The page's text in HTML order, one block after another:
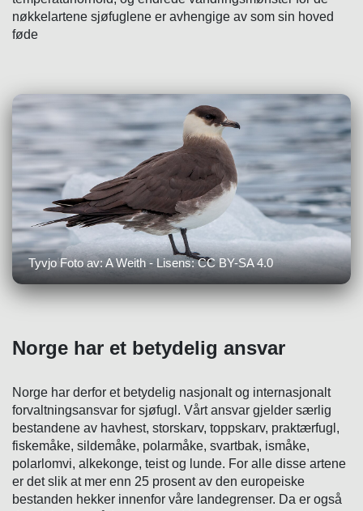
nøkkelartene sjøfuglene er avhengige av som sin hoved
føde
Tyvjo Foto av: A Weith - Lisens: CC BY-SA 4.0
Norge har et betydelig ansvar
Norge har derfor et betydelig nasjonalt og internasjonalt
forvaltningsansvar for sjøfugl. Vårt ansvar gjelder særlig
bestandene av havhest, storskarv, toppskarv, praktærfugl,
fiskemåke, sildemåke, polarmåke, svartbak, ismåke,
polarlomvi, alkekonge, teist og lunde. For alle disse artene
er det slik at mer enn 25 prosent av den europeiske
bestanden hekker innenfor våre landegrenser. Da er også